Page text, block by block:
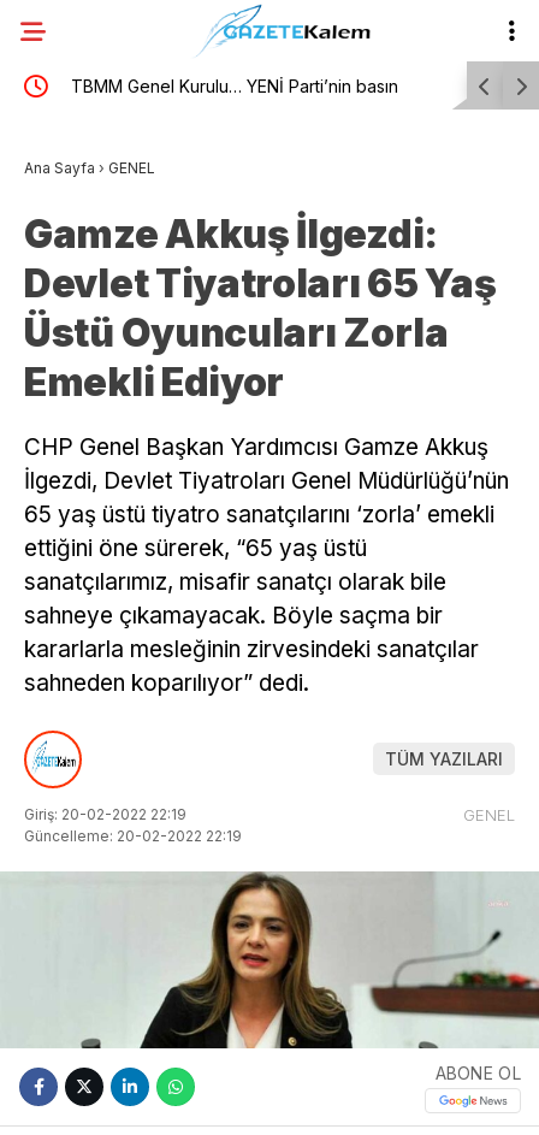
TBMM Genel Kurulu… YENİ Parti’nin basın Bolat:
Ana Sayfa › GENEL
Gamze Akkuş İlgezdi:
Devlet Tiyatroları 65 Yaş
Üstü Oyuncuları Zorla
Emekli Ediyor
CHP Genel Başkan Yardımcısı Gamze Akkuş
İlgezdi, Devlet Tiyatroları Genel Müdürlüğü’nün
65 yaş üstü tiyatro sanatçılarını ‘zorla’ emekli
ettiğini öne sürerek, “65 yaş üstü
sanatçılarımız, misafir sanatçı olarak bile
sahneye çıkamayacak. Böyle saçma bir
kararlarla mesleğinin zirvesindeki sanatçılar
sahneden koparılıyor” dedi.
TÜM YAZILARI
Giriş: 20-02-2022 22:19
Güncelleme: 20-02-2022 22:19
GENEL
ABONE OL